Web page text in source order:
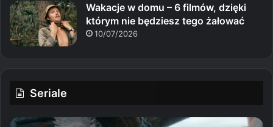
Wakacje w domu – 6 filmów, dzięki
którym nie będziesz tego żałować
10/07/2026
Seriale